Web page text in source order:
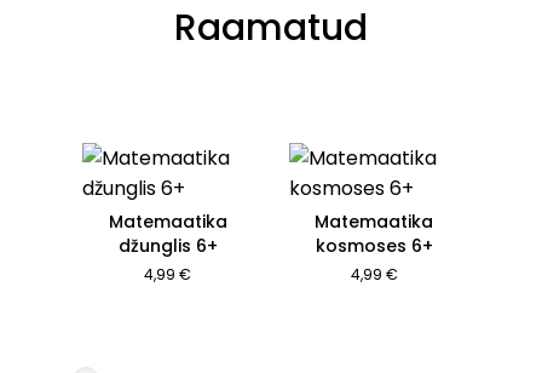
Raamatud
Matemaatika
džunglis 6+
4,99 €
Matemaatika
kosmoses 6+
4,99 €